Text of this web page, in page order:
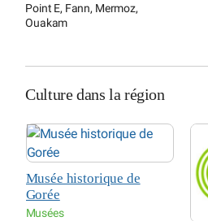
Point E, Fann, Mermoz,
Ouakam
Culture dans la région
Musée historique de
Gorée
Musées